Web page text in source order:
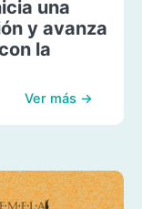
una
y avanza
la
Ver más →